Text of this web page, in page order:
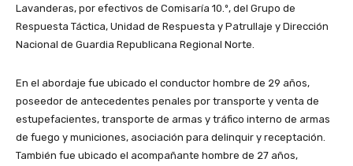
Lavanderas, por efectivos de Comisaría 10.º, del Grupo de
Respuesta Táctica, Unidad de Respuesta y Patrullaje y Dirección
Nacional de Guardia Republicana Regional Norte.
En el abordaje fue ubicado el conductor hombre de 29 años,
poseedor de antecedentes penales por transporte y venta de
estupefacientes, transporte de armas y tráfico interno de armas
de fuego y municiones, asociación para delinquir y receptación.
También fue ubicado el acompañante hombre de 27 años,